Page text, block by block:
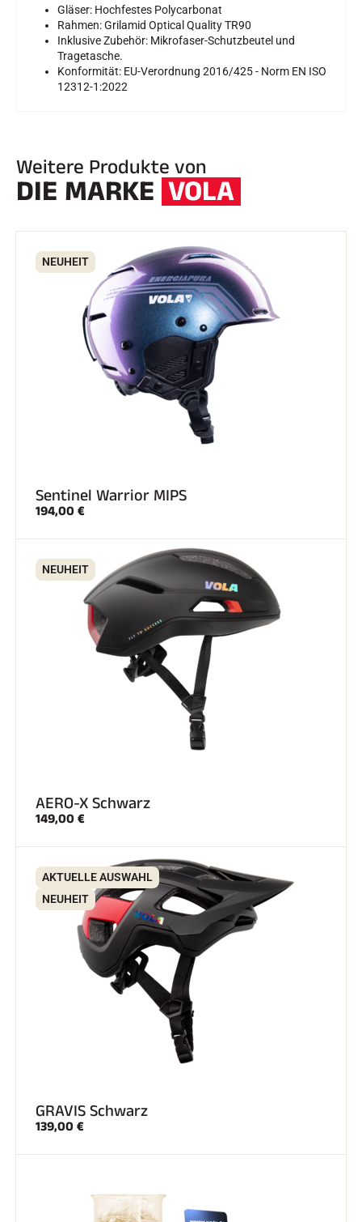
Gläser: Hochfestes Polycarbonat
Rahmen: Grilamid Optical Quality TR90
Inklusive Zubehör: Mikrofaser-Schutzbeutel und
Tragetasche.
Konformität: EU-Verordnung 2016/425 - Norm EN ISO
12312-1:2022
Weitere Produkte von
DIE MARKE VOLA
NEUHEIT
Sentinel Warrior MIPS
194,00 €
NEUHEIT
AERO-X Schwarz
149,00 €
AKTUELLE AUSWAHL
NEUHEIT
GRAVIS Schwarz
139,00 €